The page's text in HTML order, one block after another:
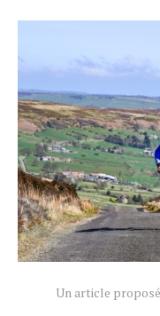
Un article